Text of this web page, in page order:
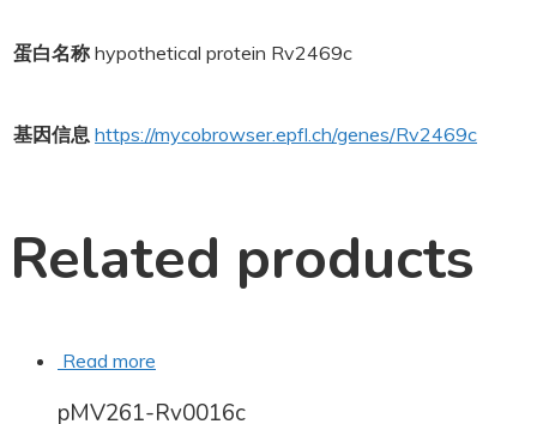
蛋白名称 hypothetical protein Rv2469c
基因信息 https://mycobrowser.epfl.ch/genes/Rv2469c
Related products
Read more
pMV261-Rv0016c